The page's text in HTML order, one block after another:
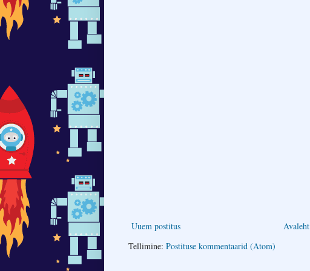
Uuem postitus
Avaleht
Tellimine: Postituse kommentaarid (Atom)